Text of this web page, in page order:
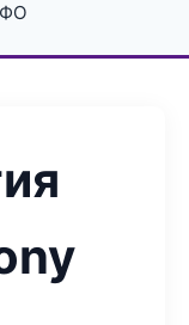
ФО